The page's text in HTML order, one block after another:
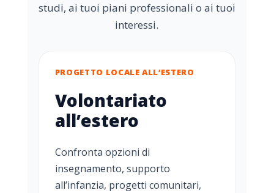
studi, ai tuoi piani professionali o ai tuoi
interessi.
PROGETTO LOCALE ALL’ESTERO
Volontariato
all’estero
Confronta opzioni di
insegnamento, supporto
all’infanzia, progetti comunitari,